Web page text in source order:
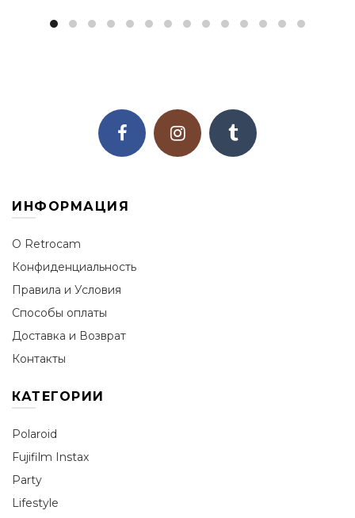
ИНФОРМАЦИЯ
О Retrocam
Конфиденциальность
Правила и Условия
Способы оплаты
Доставка и Возврат
Контакты
КАТЕГОРИИ
Polaroid
Fujifilm Instax
Party
Lifestyle